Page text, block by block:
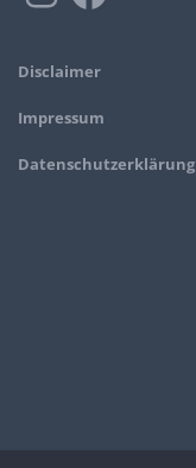
Disclaimer
Impressum
Datenschutzerklärung